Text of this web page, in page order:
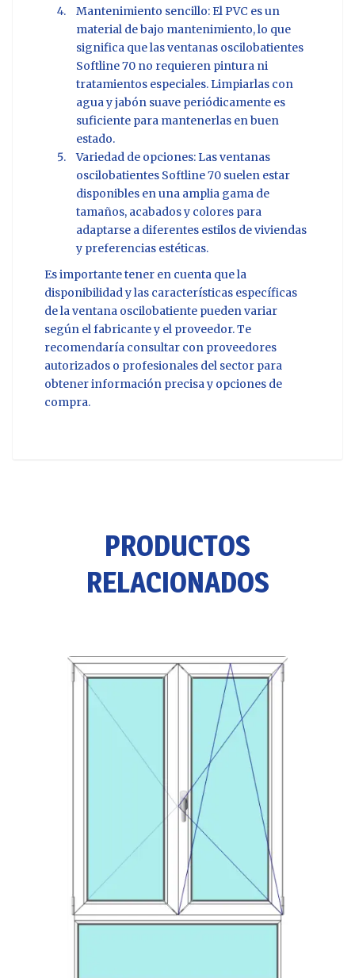
Mantenimiento sencillo: El PVC es un
material de bajo mantenimiento, lo que
significa que las ventanas oscilobatientes
Softline 70 no requieren pintura ni
tratamientos especiales. Limpiarlas con
agua y jabón suave periódicamente es
suficiente para mantenerlas en buen
estado.
Variedad de opciones: Las ventanas
oscilobatientes Softline 70 suelen estar
disponibles en una amplia gama de
tamaños, acabados y colores para
adaptarse a diferentes estilos de viviendas
y preferencias estéticas.
Es importante tener en cuenta que la
disponibilidad y las características específicas
de la ventana oscilobatiente pueden variar
según el fabricante y el proveedor. Te
recomendaría consultar con proveedores
autorizados o profesionales del sector para
obtener información precisa y opciones de
compra.
PRODUCTOS
RELACIONADOS